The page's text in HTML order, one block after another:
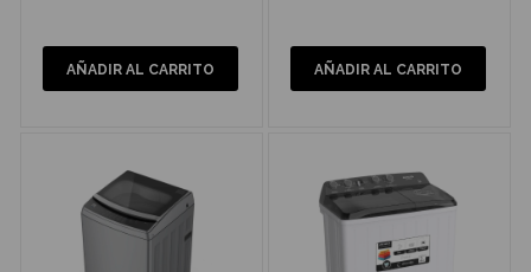
AÑADIR AL CARRITO AÑADIR AL CARRITO